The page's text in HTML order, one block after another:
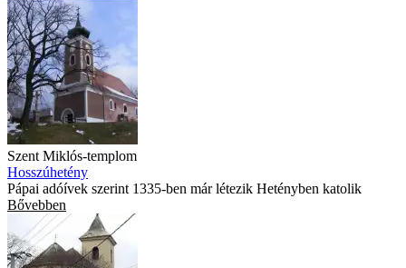
Szent Miklós-templom
Hosszúhetény
Pápai adóívek szerint 1335-ben már létezik Hetényben katolik
Bővebben